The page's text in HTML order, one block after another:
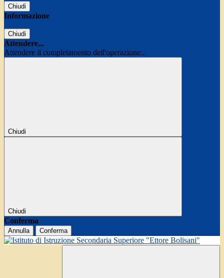
Chiudi
Informazione
Chiudi
Attendere...
Attendere il completamento dell'operazione...
Chiudi
Chiudi
Conferma
Annulla Conferma